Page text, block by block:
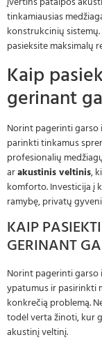
tinkamiausias
konstrukcinių
pasieksite maksimalų
Kaip
gerinant
Norint pagerinti
parinkti tinkamus
profesionalių
arakustinis veltinis,
komforto. Investicija į
ramybę, privatų
KAIP
GERINANT
Norint pagerinti garso
ypatumus ir pasirinkti
konkrečią problemą.
todėl verta žinoti, kur
akustinį veltinį.